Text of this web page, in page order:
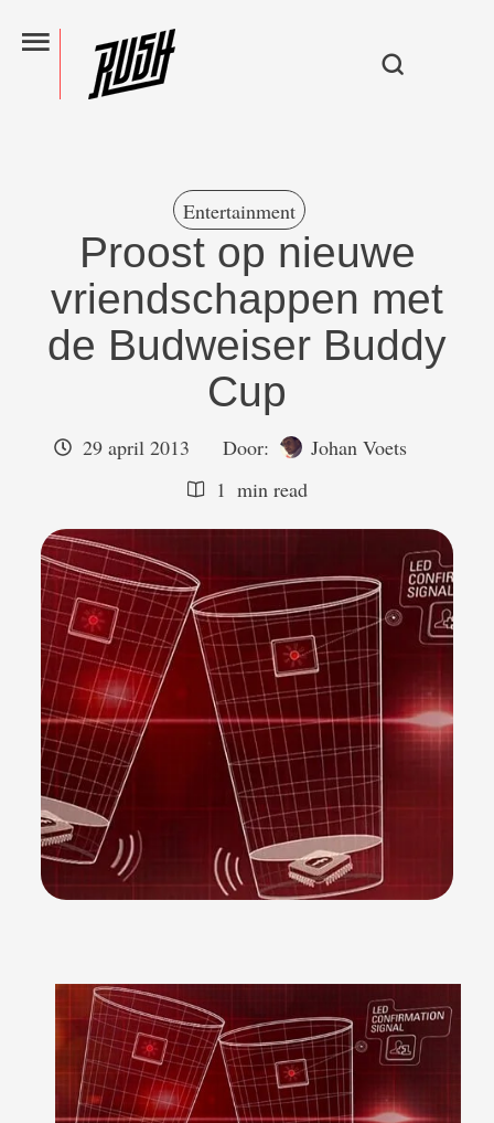
Entertainment
Proost op nieuwe
vriendschappen met
de Budweiser Buddy
Cup
29 april 2013 Door:
Johan Voets
1 min read